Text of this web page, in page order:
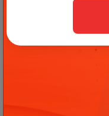
Bước 2: Khoai
sau đó rồi thái
cho khoai vào
bằng thìa khi
Bước 3: Tôm
ngoài, rút bỏ
xay sinh tố.
thơm hành tím